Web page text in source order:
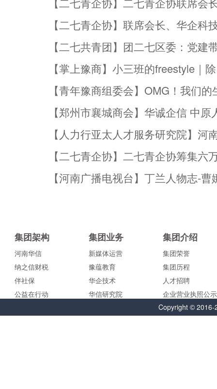
【二七青企协】联席会长、华企
【二七共青团】团二七区委：党
【掌上豫商】小三班的freestyle｜
【青年豫商组委会】OMG！我们
【郑州市襄城商会】华诚企信 中原
【人力行亚太人才服务研究院】
【二七青企协】二七青企协筹集六
【河南广播电视台】丁兰人物志-
集团架构
河南华信
纳之信财税
伴社保
公益在行动
集团业务
新媒体运营
豫蕴教育
华企技术
华信研究院
集团介绍
集团荣誉
集团历程
人才招聘
企业营业执照公示
Copyright © 2016-